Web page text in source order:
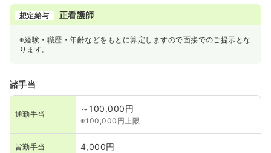
想定給与 正看護師
※経験・職歴・年齢などをもとに算定しますので面接でのご提示とな
ります。
諸手当
通勤手当
～100,000円
※100,000円上限
皆勤手当 4,000円